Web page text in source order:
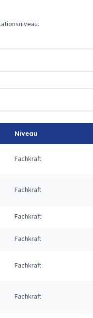
Niveau
Fachkraft
Fachkraft
Fachkraft
Fachkraft
Fachkraft
Fachkraft